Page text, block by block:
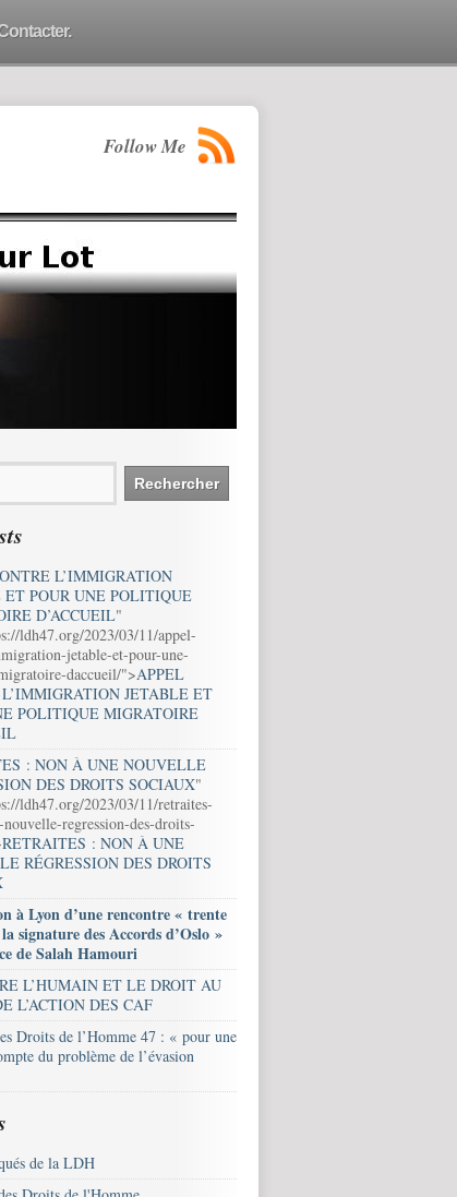
Follow Me
L’IMMIGRATION
ET POUR UNE POLITIQUE
D’ACCUEIL"
ldh47.org/2023/03/11/appel-
jetable-et-pour-une-
daccueil/">APPEL
JETABLE ET
POLITIQUE MIGRATOIRE
: NON À UNE NOUVELLE
DES DROITS SOCIAUX"
ldh47.org/2023/03/11/retraites-
regression-des-droits-
RETRAITES : NON À UNE
RÉGRESSION DES DROITS
à Lyon d’une rencontre « trente
signature des Accords d’Oslo »
de Salah Hamouri
L’HUMAIN ET LE DROIT AU
L’ACTION DES CAF
Droits de l’Homme 47 : « pour une
du problème de l’évasion
de la LDH